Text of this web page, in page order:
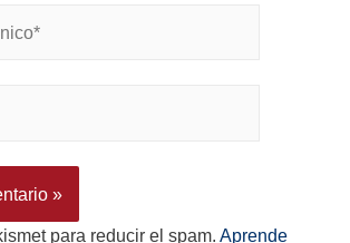
para reducir el spam. Aprende